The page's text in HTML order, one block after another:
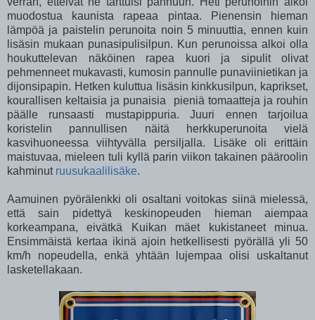
muodostua kaunista rapeaa pintaa. Pienensin hieman
lämpöä ja paistelin perunoita noin 5 minuuttia, ennen kuin
lisäsin mukaan punasipulisilpun. Kun perunoissa alkoi olla
houkuttelevan näköinen rapea kuori ja sipulit olivat
pehmenneet mukavasti, kumosin pannulle punaviinietikan ja
dijonsipapin. Hetken kuluttua lisäsin kinkkusilpun, kaprikset,
kourallisen keltaisia ja punaisia pieniä tomaatteja ja rouhin
päälle runsaasti mustapippuria. Juuri ennen tarjoilua
koristelin pannullisen näitä herkkuperunoita vielä
kasvihuoneessa viihtyvälla persiljalla. Lisäke oli erittäin
maistuvaa, mieleen tuli kyllä parin viikon takainen pääroolin
kahminut ruusukaalilisäke.
Aamuinen pyörälenkki oli osaltani voitokas siinä mielessä,
että sain pidettyä keskinopeuden hieman aiempaa
korkeampana, eivätkä Kuikan mäet kukistaneet minua.
Ensimmäistä kertaa ikinä ajoin hetkellisesti pyörällä yli 50
km/h nopeudella, enkä yhtään lujempaa olisi uskaltanut
lasketellakaan.